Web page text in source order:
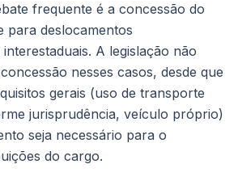
frequente é a concessão do
para deslocamentos
A legislação não
nesses casos, desde que
gerais (uso de transporte
jurisprudência, veículo próprio)
seja necessário para o
do cargo.